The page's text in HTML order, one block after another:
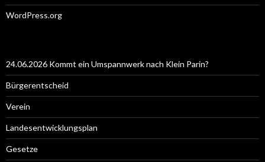
WordPress.org
24.06.2026 Kommt ein Umspannwerk nach Klein Parin?
Bürgerentscheid
Verein
Landesentwicklungsplan
Gesetze